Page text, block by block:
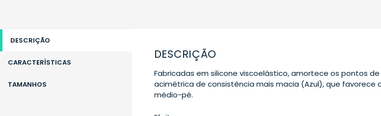
DESCRIÇÃO
CARACTERÍSTICAS
TAMANHOS
DESCRIÇÃO
Fabricadas em silicone viscoelástico, amortece os pontos
acimétrica de consistência mais macia (Azul), que
médio-pé.